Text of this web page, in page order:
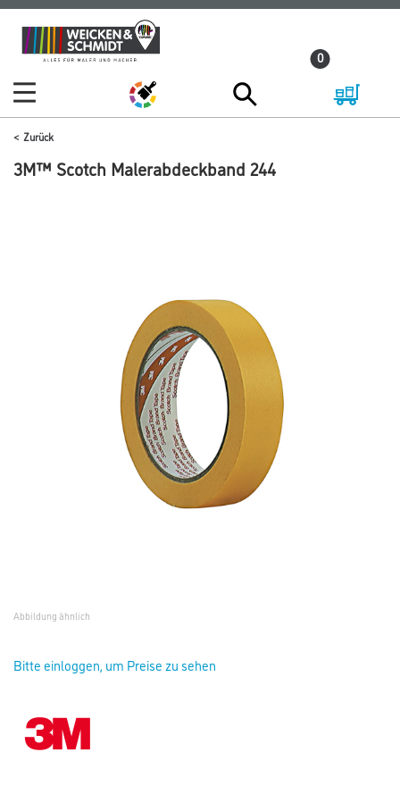
Zum
Inhalt
Zum
Navigationsmenü
0
Zurück
3M™ Scotch Malerabdeckband 244
Abbildung ähnlich
Bitte einloggen, um Preise zu sehen